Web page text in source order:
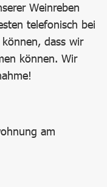
Weinreben
telefonisch bei
dass wir
können. Wir
am